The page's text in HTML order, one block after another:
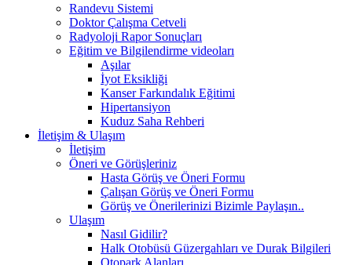
Randevu Sistemi
Doktor Çalışma Cetveli
Radyoloji Rapor Sonuçları
Eğitim ve Bilgilendirme videoları
Aşılar
İyot Eksikliği
Kanser Farkındalık Eğitimi
Hipertansiyon
Kuduz Saha Rehberi
İletişim & Ulaşım
İletişim
Öneri ve Görüşleriniz
Hasta Görüş ve Öneri Formu
Çalışan Görüş ve Öneri Formu
Görüş ve Önerilerinizi Bizimle Paylaşın..
Ulaşım
Nasıl Gidilir?
Halk Otobüsü Güzergahları ve Durak Bilgileri
Otopark Alanları